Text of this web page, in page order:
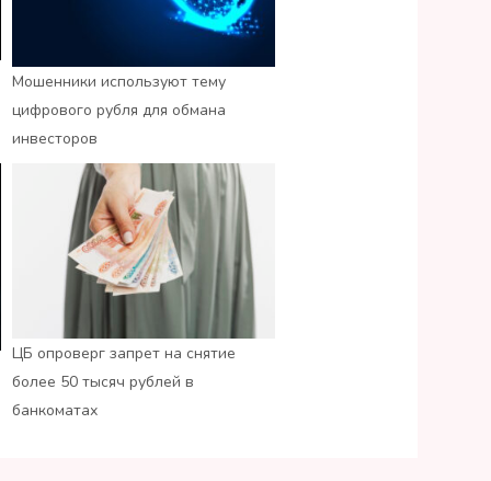
Мошенники используют тему
цифрового рубля для обмана
инвесторов
ЦБ опроверг запрет на снятие
более 50 тысяч рублей в
банкоматах